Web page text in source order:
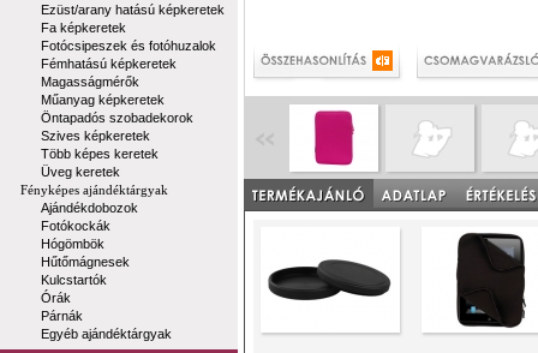
Ezüst/arany hatású képkeretek
Fa képkeretek
Fotócsipeszek és fotóhuzalok
Fémhatású képkeretek
Magasságmérők
Műanyag képkeretek
Öntapadós szobadekorok
Szives képkeretek
Több képes keretek
Üveg keretek
Fényképes ajándéktárgyak
Ajándékdobozok
Fotókockák
Hógömbök
Hűtőmágnesek
Kulcstartók
Órák
Párnák
Egyéb ajándéktárgyak